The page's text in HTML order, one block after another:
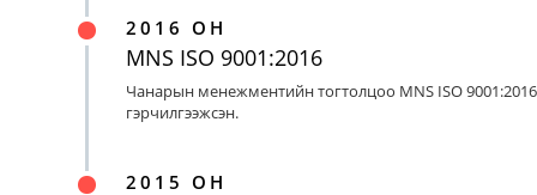
2016 ОН
MNS ISO 9001:2016
Чанарын менежментийн тогтолцоо MNS ISO
гэрчилгээжсэн.
2015 ОН